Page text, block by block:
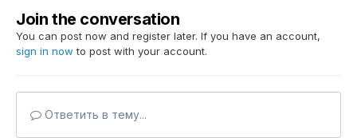
Join the conversation
You can post now and register later. If you have an account,
sign in now to post with your account.
Ответить в тему...